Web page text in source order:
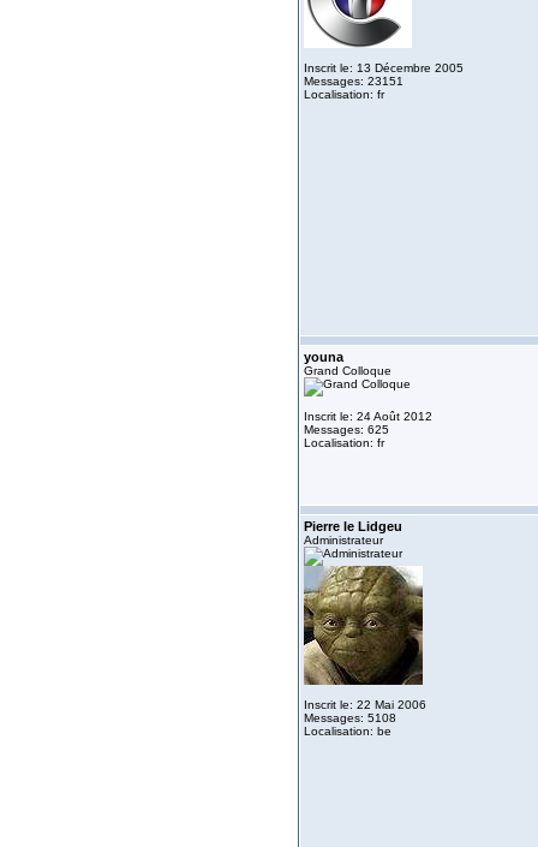
Inscrit le: 13 Décembre 2005
Messages: 23151
Localisation: fr
youna
Grand Colloque
Inscrit le: 24 Août 2012
Messages: 625
Localisation: fr
Pierre le Lidgeu
Administrateur
Inscrit le: 22 Mai 2006
Messages: 5108
Localisation: be